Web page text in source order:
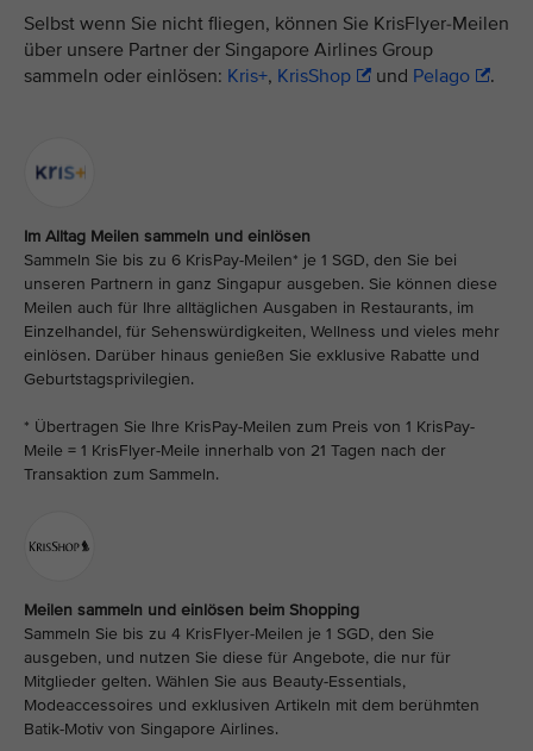
Selbst wenn Sie nicht fliegen, können Sie KrisFlyer-Meilen
über unsere Partner der Singapore Airlines Group
sammeln oder einlösen: Kris+, KrisShop und Pelago .
Im Alltag Meilen sammeln und einlösen
Sammeln Sie bis zu 6 KrisPay-Meilen* je 1 SGD, den Sie bei
unseren Partnern in ganz Singapur ausgeben. Sie können diese
Meilen auch für Ihre alltäglichen Ausgaben in Restaurants, im
Einzelhandel, für Sehenswürdigkeiten, Wellness und vieles mehr
einlösen. Darüber hinaus genießen Sie exklusive Rabatte und
Geburtstagsprivilegien.
* Übertragen Sie Ihre KrisPay-Meilen zum Preis von 1 KrisPay-
Meile = 1 KrisFlyer-Meile innerhalb von 21 Tagen nach der
Transaktion zum Sammeln.
Meilen sammeln und einlösen beim Shopping
Sammeln Sie bis zu 4 KrisFlyer-Meilen je 1 SGD, den Sie
ausgeben, und nutzen Sie diese für Angebote, die nur für
Mitglieder gelten. Wählen Sie aus Beauty-Essentials,
Modeaccessoires und exklusiven Artikeln mit dem berühmten
Batik-Motiv von Singapore Airlines.